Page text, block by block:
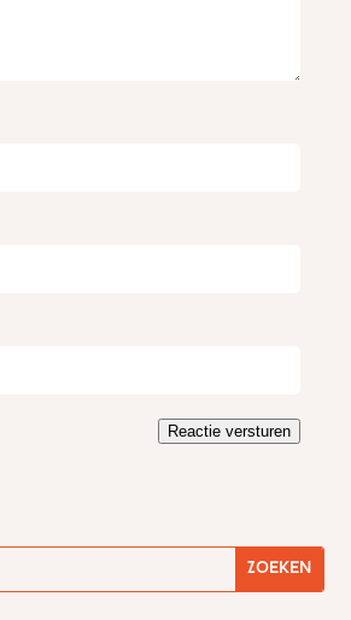
Reactie versturen